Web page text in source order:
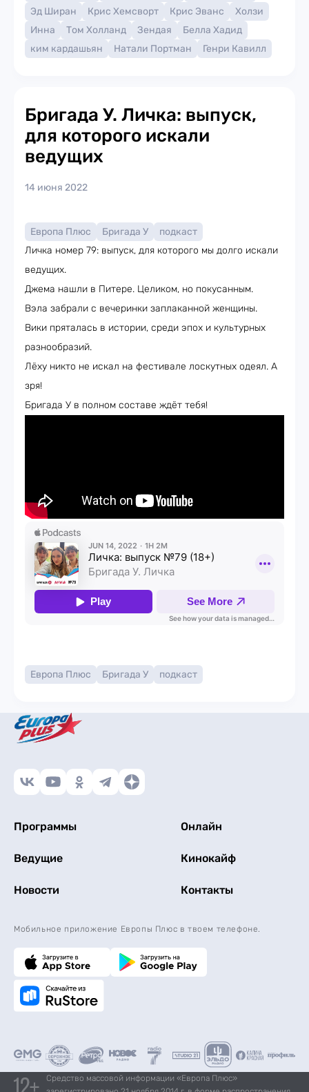
Эд Ширан
Крис Хемсворт Крис Эванс
Холзи
Инна
Том Холланд Зендая
Белла Хадид
ким кардашьян
Натали Портман Генри Кавилл
Бригада У. Личка: выпуск,
для которого искали
ведущих
14 июня 2022
Европа Плюс Бригада У
подкаст
Личка номер 79: выпуск, для которого мы долго искали
ведущих.
Джема нашли в Питере. Целиком, но покусанным.
Вэла забрали с вечеринки заплаканной женщины.
Вики пряталась в истории, среди эпох и культурных
разнообразий.
Лёху никто не искал на фестивале лоскутных одеял. А
зря!
Бригада У в полном составе ждёт тебя!
Европа Плюс Бригада У подкаст
Программы Онлайн
Ведущие Кинокайф
Новости Контакты
Мобильное приложение Европы Плюс в твоем телефоне.
Средство массовой информации «Европа Плюс»